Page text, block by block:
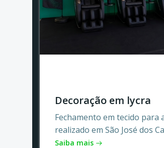
Decoração em lycra
Fechamento em tecido para
realizado em São José dos
Saiba mais